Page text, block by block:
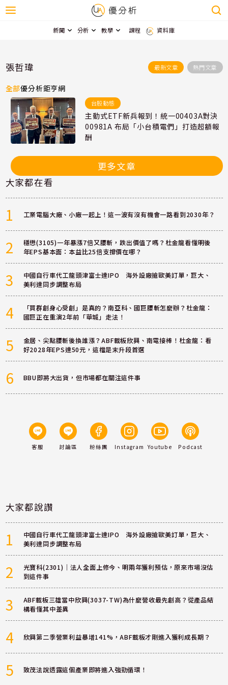
新聞 分析 教學 課程 資料庫
張哲瑋 最新文章 熱門文章
全部優分析鉅亨網
台股動態
主動式ETF新兵報到！統一00403A對決
00981A 布局「小台積電們」打造超額報
酬
更多文章
大家都在看
1 工業電腦大廠、小廠一起上！這一波有沒有機會一路看到2030年？
2
穩懋(3105)一年暴漲7倍又腰斬，跌出價值了嗎？杜金龍看懂明後
年EPS基本面：本益比25倍支撐價在哪？
3
中國自行車代工龍頭津富士達IPO 海外設廠搶歐美訂單，巨大、
美利達同步調整布局
4
「買群創身心受創」是真的？南亞科、國巨腰斬怎麼辦？杜金龍：
國巨正在重演2年前「華城」走法！
5
金居、尖點腰斬後換誰漲？ABF載板欣興、南電接棒！杜金龍：看
好2028年EPS達50元，這檔是末升段首選
6 BBU即將大出貨，但市場都在關注這件事
客服 討論區 粉絲團 Instagram Youtube Podcast
大家都說讚
1
中國自行車代工龍頭津富士達IPO 海外設廠搶歐美訂單，巨大、
美利達同步調整布局
2
光寶科(2301)｜法人全面上修今、明兩年獲利預估，原來市場沒估
到這件事
3
ABF載板三雄當中欣興(3037-TW)為什麼營收最先創高？從產品結
構看懂其中差異
4 欣興第二季營業利益暴增141%，ABF載板才剛進入獲利成長期？
5 致茂法說透露這個產業即將進入強勁循環！